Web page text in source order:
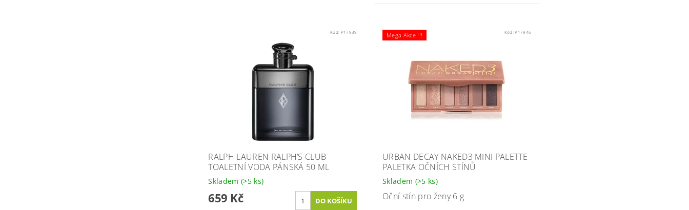
Kód: P17939
RALPH LAUREN RALPH’S CLUB
TOALETNÍ VODA PÁNSKÁ 50 ML
Skladem (>5 ks)
659 Kč
Mega Akce !!! Kód:P17946
URBAN DECAY NAKED3 MINI PALETTE
PALETKA OČNÍCH STÍNŮ
Skladem (>5 ks)
Oční stín pro ženy 6 g